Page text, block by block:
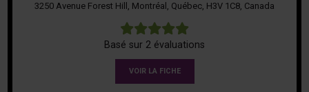
3250 Avenue Forest Hill, Montréal, Québec, H3V 1C8, Canada
Basé sur 2 évaluations
VOIR LA FICHE